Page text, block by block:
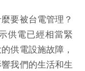
要被台電管理？
供電已經相當緊
供電設施故障，
我們的生活和生